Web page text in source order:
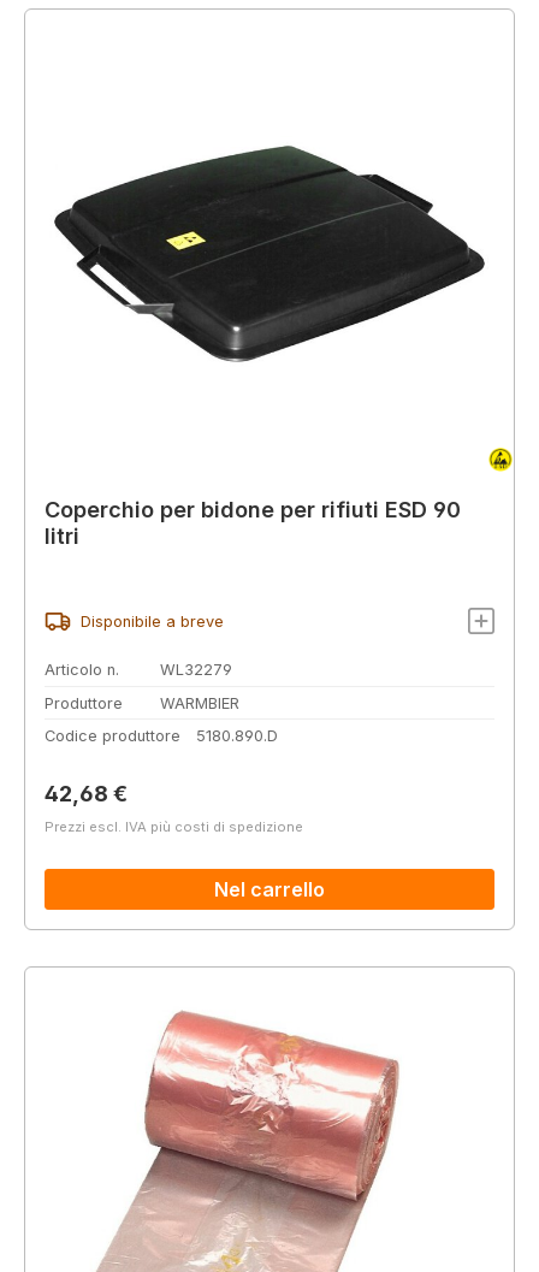
Coperchio per bidone per rifiuti ESD 90
litri
Disponibile a breve
Articolo n.
WL32279
Produttore
WARMBIER
Codice produttore
5180.890.D
Prezzo normale:
42,68 €
Prezzi escl. IVA più costi di spedizione
Nel carrello